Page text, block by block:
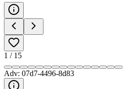
1 / 15
Adv: 07d7-4496-8d83